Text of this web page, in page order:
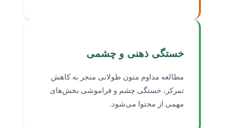
خستگی ذهنی و چشمی
مطالعه مداوم متون طولانی منجر به کاهش
تمرکز، خستگی چشم و فراموشی بخش‌های
مهمی از محتوا می‌شود.